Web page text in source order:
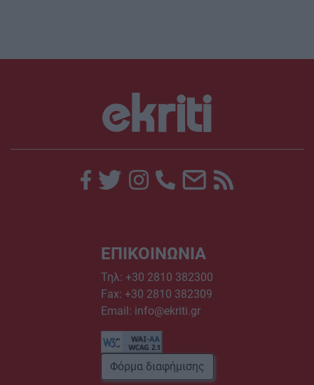
ΕΠΙΚΟΙΝΩΝΙΑ
Τηλ: +30 2810 382300
Fax: +30 2810 382309
Email: info@ekriti.gr
Φόρμα διαφήμισης